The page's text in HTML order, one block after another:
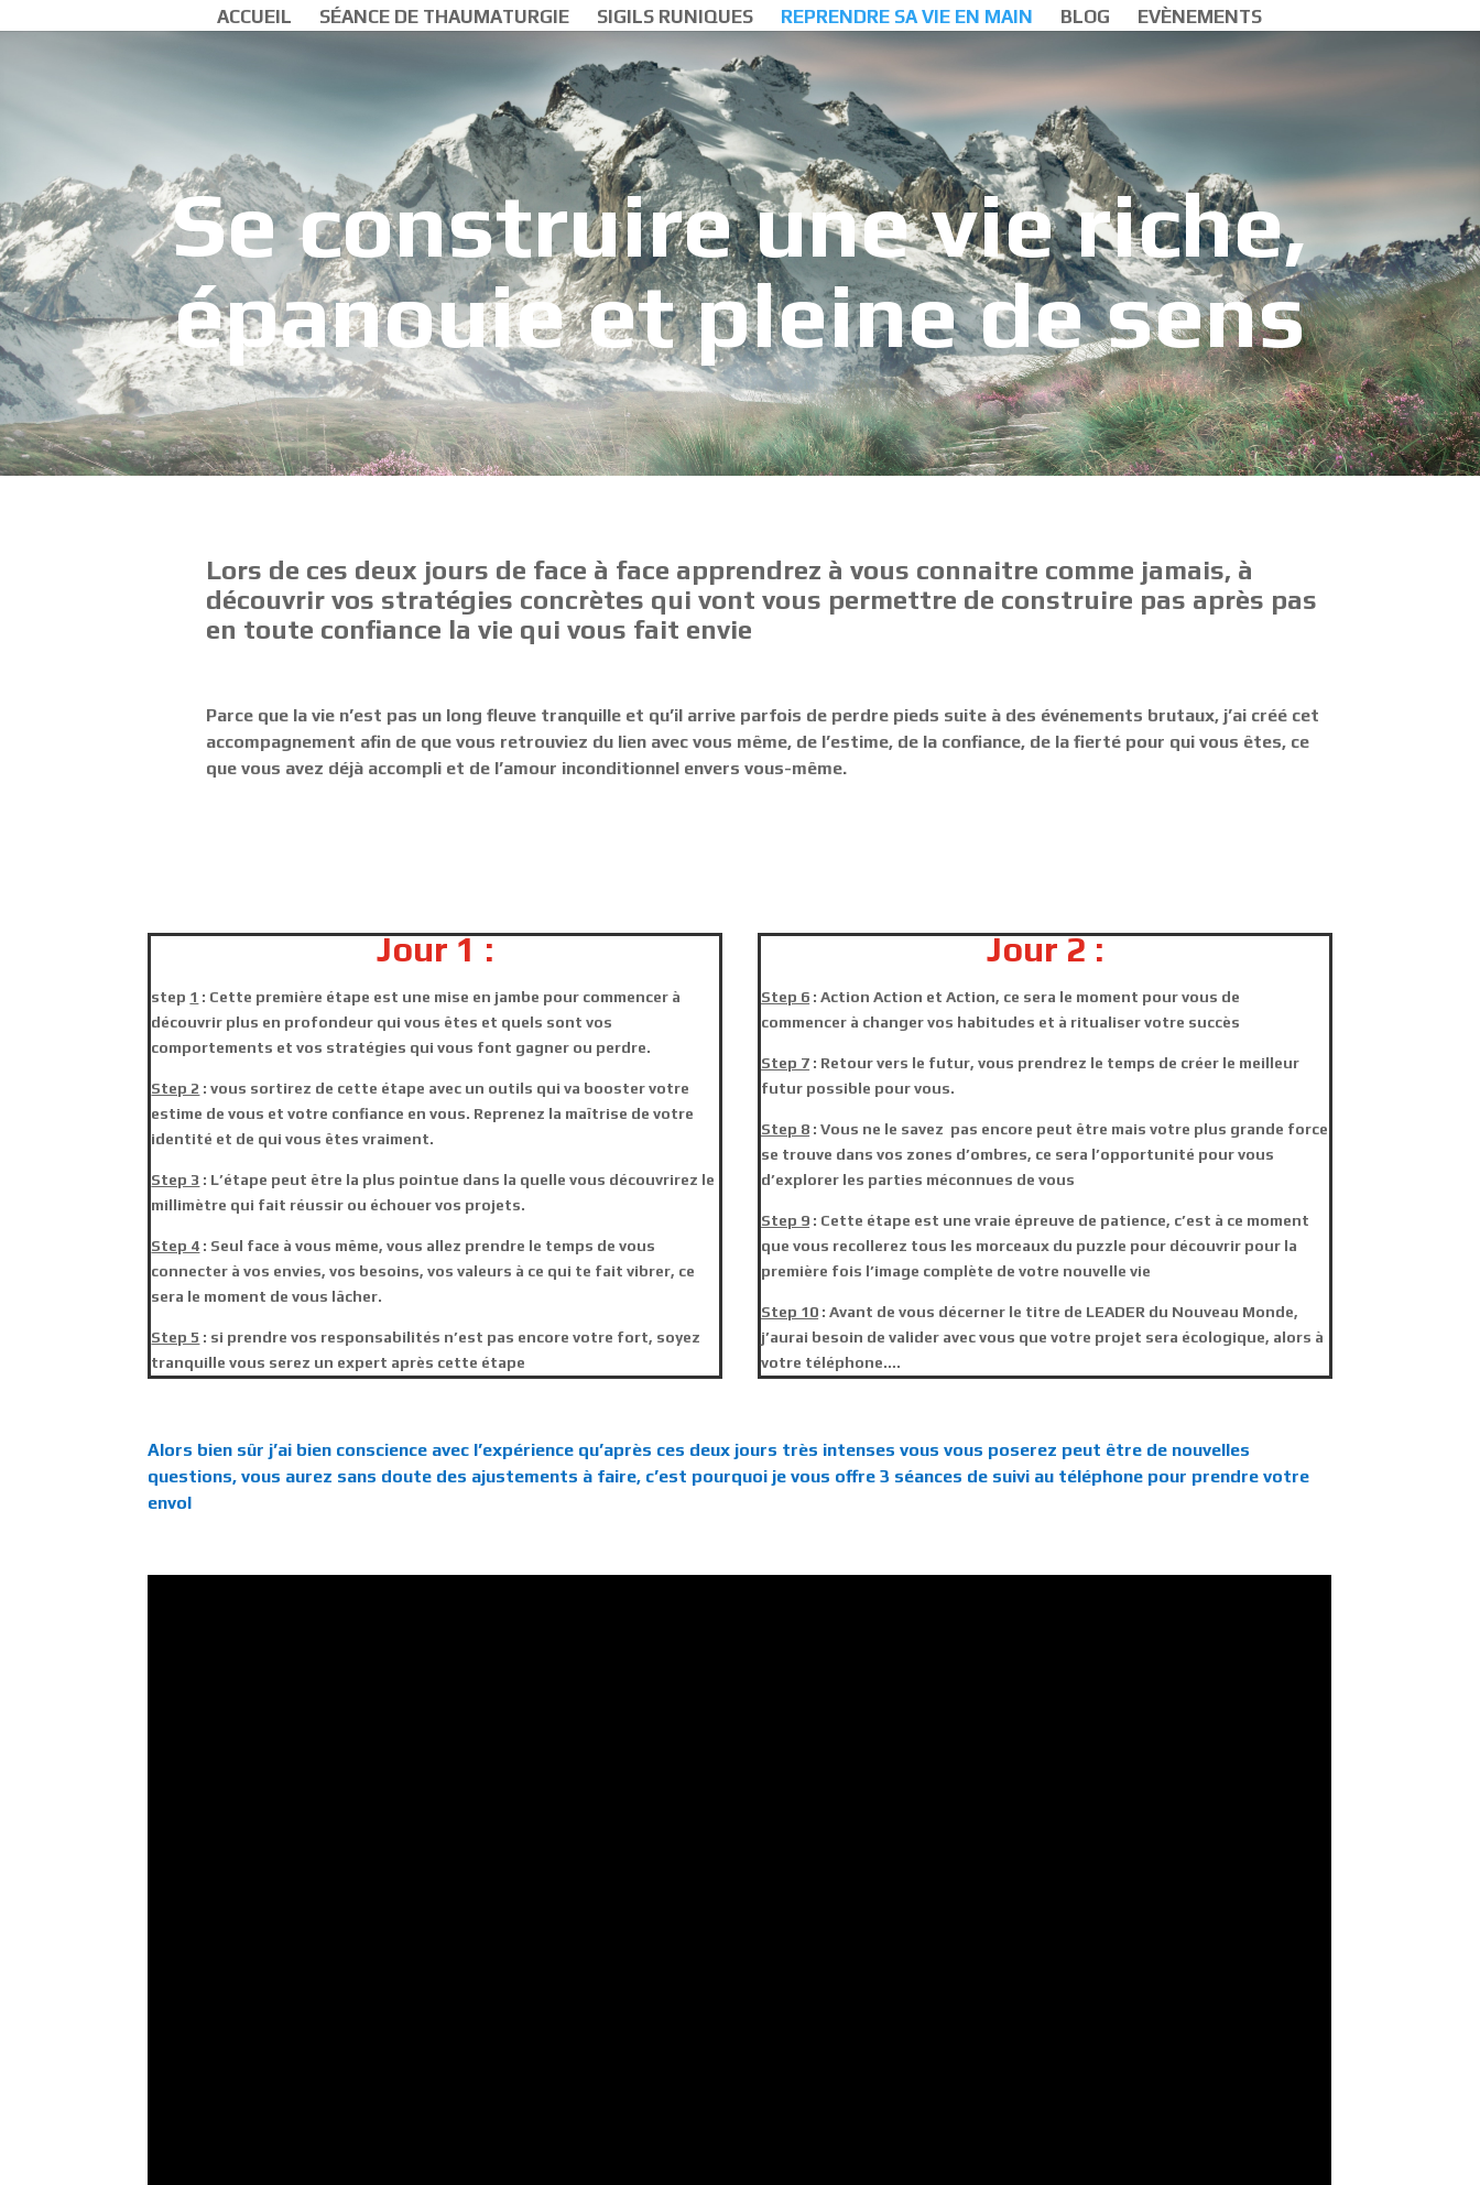
ACCUEIL SÉANCE DE THAUMATURGIE SIGILS RUNIQUES REPRENDRE SA VIE EN MAIN BLOG EVÈNEMENTS
Se construire une vie riche,
épanouie et pleine de sens
Lors de ces deux jours de face à face apprendrez à vous connaitre comme jamais, à
découvrir vos stratégies concrètes qui vont vous permettre de construire pas après pas
en toute confiance la vie qui vous fait envie
Parce que la vie n’est pas un long fleuve tranquille et qu’il arrive parfois de perdre pieds suite à des événements brutaux, j’ai créé cet
accompagnement afin de que vous retrouviez du lien avec vous même, de l’estime, de la confiance, de la fierté pour qui vous êtes, ce
que vous avez déjà accompli et de l’amour inconditionnel envers vous-même.
Jour 1 :
step 1 : Cette première étape est une mise en jambe pour commencer à
découvrir plus en profondeur qui vous êtes et quels sont vos
comportements et vos stratégies qui vous font gagner ou perdre.
Step 2 : vous sortirez de cette étape avec un outils qui va booster votre
estime de vous et votre confiance en vous. Reprenez la maîtrise de votre
identité et de qui vous êtes vraiment.
Step 3 : L’étape peut être la plus pointue dans la quelle vous découvrirez le
millimètre qui fait réussir ou échouer vos projets.
Step 4 : Seul face à vous même, vous allez prendre le temps de vous
connecter à vos envies, vos besoins, vos valeurs à ce qui te fait vibrer, ce
sera le moment de vous lâcher.
Step 5 : si prendre vos responsabilités n’est pas encore votre fort, soyez
tranquille vous serez un expert après cette étape
Jour 2 :
Step 6 : Action Action et Action, ce sera le moment pour vous de
commencer à changer vos habitudes et à ritualiser votre succès
Step 7 : Retour vers le futur, vous prendrez le temps de créer le meilleur
futur possible pour vous.
Step 8 : Vous ne le savez pas encore peut être mais votre plus grande force
se trouve dans vos zones d’ombres, ce sera l’opportunité pour vous
d’explorer les parties méconnues de vous
Step 9 : Cette étape est une vraie épreuve de patience, c’est à ce moment
que vous recollerez tous les morceaux du puzzle pour découvrir pour la
première fois l’image complète de votre nouvelle vie
Step 10 : Avant de vous décerner le titre de LEADER du Nouveau Monde,
j’aurai besoin de valider avec vous que votre projet sera écologique, alors à
votre téléphone….
Alors bien sûr j’ai bien conscience avec l’expérience qu’après ces deux jours très intenses vous vous poserez peut être de nouvelles
questions, vous aurez sans doute des ajustements à faire, c’est pourquoi je vous offre 3 séances de suivi au téléphone pour prendre votre
envol